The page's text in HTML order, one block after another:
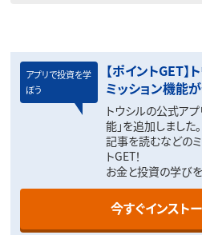
アプリで投資を学
ぼう
【ポイントGET
ミッション機能
トウシルの公式アプ
能」を追加しました。
記事を読むなどの
トGET！
お金と投資の学びを
今すぐインスト